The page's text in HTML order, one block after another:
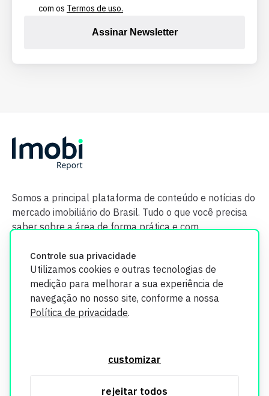
Controle sua privacidade
Utilizamos cookies e outras tecnologias de
medição para melhorar a sua experiência de
navegação no nosso site, conforme a nossa
Política de privacidade.
customizar
rejeitar todos
com os Termos de uso.
Assinar Newsletter
Somos a principal plataforma de conteúdo e notícias do
mercado imobiliário do Brasil. Tudo o que você precisa
saber sobre a área de forma prática e com
segurança. Todos os dados coletados em nosso site são
utilizados exclusivamente para fins de aprimoramento de
informações, consulte nossa Política de Privacidade.